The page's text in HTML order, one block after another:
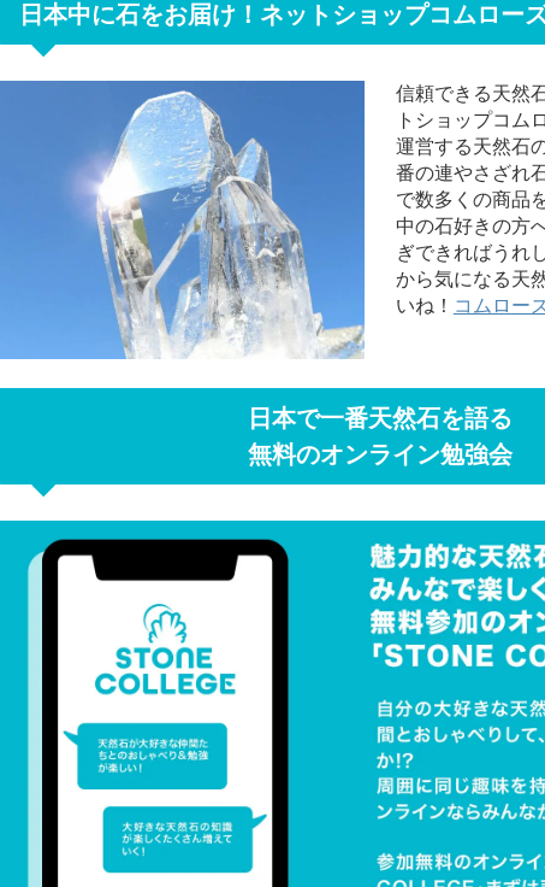
日本中に石をお届け！ネットショップコムロー
信頼できる天然
トショップコム
運営する天然石
番の連やさざれ
で数多くの商品
中の石好きの方
ぎできればうれ
から気になる天
いね！ コムロー
日本で一番天然石を語る
無料のオンライン勉強会